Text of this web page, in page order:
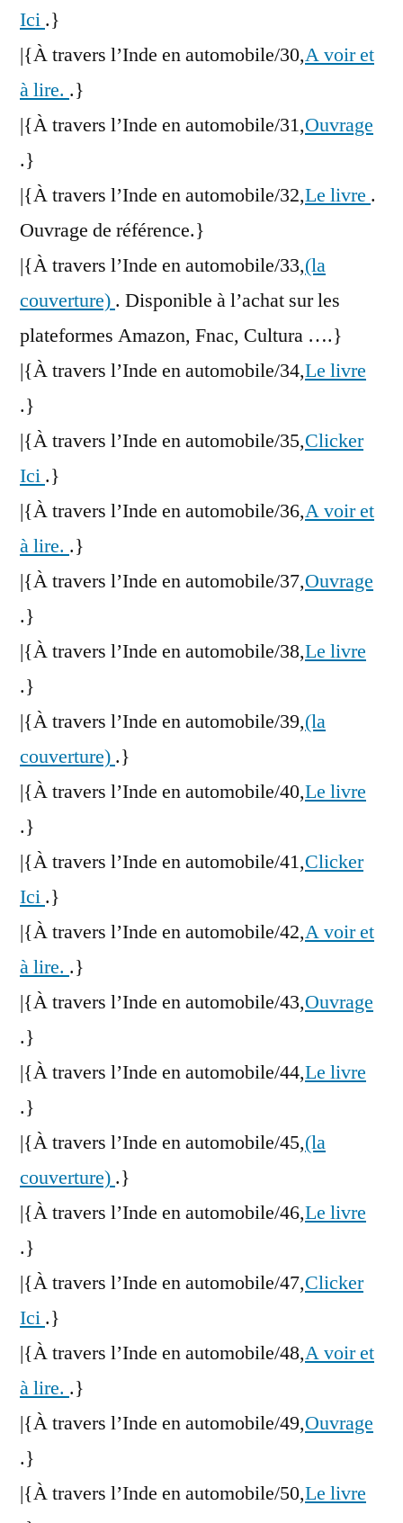
Ici .}
|{À travers l’Inde en automobile/30,A voir et
à lire. .}
|{À travers l’Inde en automobile/31,Ouvrage
.}
|{À travers l’Inde en automobile/32,Le livre .
Ouvrage de référence.}
|{À travers l’Inde en automobile/33,(la
couverture) . Disponible à l’achat sur les
plateformes Amazon, Fnac, Cultura ….}
|{À travers l’Inde en automobile/34,Le livre
.}
|{À travers l’Inde en automobile/35,Clicker
Ici .}
|{À travers l’Inde en automobile/36,A voir et
à lire. .}
|{À travers l’Inde en automobile/37,Ouvrage
.}
|{À travers l’Inde en automobile/38,Le livre
.}
|{À travers l’Inde en automobile/39,(la
couverture) .}
|{À travers l’Inde en automobile/40,Le livre
.}
|{À travers l’Inde en automobile/41,Clicker
Ici .}
|{À travers l’Inde en automobile/42,A voir et
à lire. .}
|{À travers l’Inde en automobile/43,Ouvrage
.}
|{À travers l’Inde en automobile/44,Le livre
.}
|{À travers l’Inde en automobile/45,(la
couverture) .}
|{À travers l’Inde en automobile/46,Le livre
.}
|{À travers l’Inde en automobile/47,Clicker
Ici .}
|{À travers l’Inde en automobile/48,A voir et
à lire. .}
|{À travers l’Inde en automobile/49,Ouvrage
.}
|{À travers l’Inde en automobile/50,Le livre